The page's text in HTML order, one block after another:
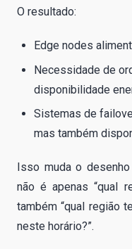
O resultado:
Edge nodes
Necessidade de
disponibilidade
Sistemas de
mas também
Isso muda o desenho
não é apenas “qual
também “qual região
neste horário?”.